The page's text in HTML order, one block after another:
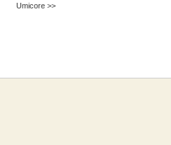
Umicore >>